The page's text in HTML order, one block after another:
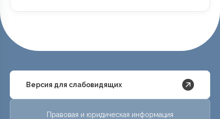
Версия для слабовидящих
Правовая и юридическая информация